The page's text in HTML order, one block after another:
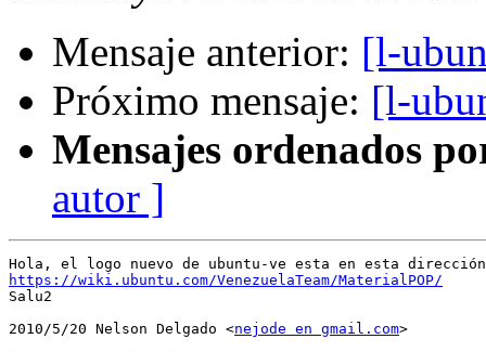
Mensaje anterior: [l-
Próximo mensaje: [l-
Mensajes ordenados
autor ]
https://wiki.ubuntu.com/VenezuelaTeam/MaterialPOP/
Salu2
2010/5/20 Nelson Delgado <nejode en gmail.com>